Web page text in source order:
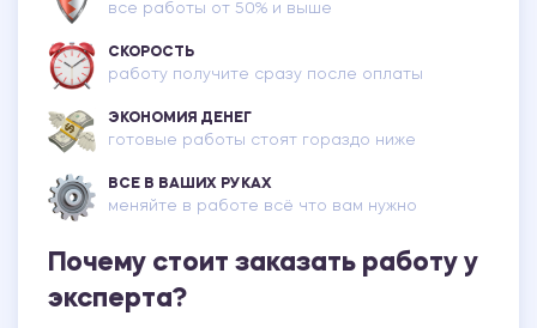
все работы от 50% и выше
СКОРОСТЬ
работу получите сразу после оплаты
ЭКОНОМИЯ ДЕНЕГ
готовые работы стоят гораздо ниже
ВСЕ В ВАШИХ РУКАХ
меняйте в работе всё что вам нужно
Почему стоит заказать работу у
эксперта?